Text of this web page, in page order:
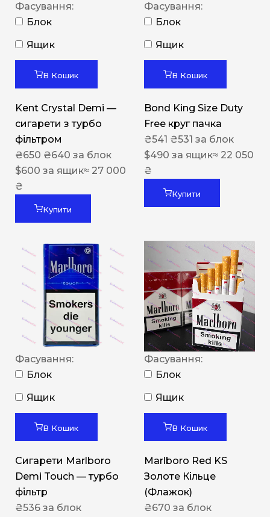
Фасування:
Блок
Ящик
В Кошик
Kent Crystal Demi —
сигарети з турбо
фільтром
₴650 ₴640 за блок
$600 за ящик≈ 27 000
₴
Купити
Фасування:
Блок
Ящик
В Кошик
Bond King Size Duty
Free круг пачка
₴541 ₴531 за блок
$490 за ящик≈ 22 050
₴
Купити
Фасування:
Блок
Ящик
В Кошик
Сигарети Marlboro
Demi Touch — турбо
фільтр
₴536 за блок
Фасування:
Блок
Ящик
В Кошик
Marlboro Red KS
Золоте Кільце
(Флажок)
₴670 за блок